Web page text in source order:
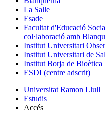
La Salle
Esade
Facultat d'Educació
col·laboració amb
Institut Universitari
Institut Universitari de
Institut Borja de Bioètica
ESDI (centre adscrit)
Universitat Ramon Llull
Estudis
Accés